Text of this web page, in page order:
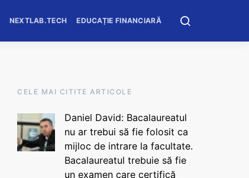
NEXTLAB.TECH EDUCAȚIE FINANCIARĂ
CELE MAI CITITE ARTICOLE
Daniel David: Bacalaureatul
nu ar trebui să fie folosit ca
mijloc de intrare la facultate.
Bacalaureatul trebuie să fie
un examen care certifică